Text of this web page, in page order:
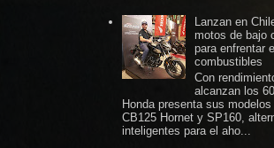
Lanzan en
motos de bajo
para enfrentar
combustibles
Con
alcanzan los
Honda presenta sus modelos
CB125 Hornet y SP160,
inteligentes para el aho...